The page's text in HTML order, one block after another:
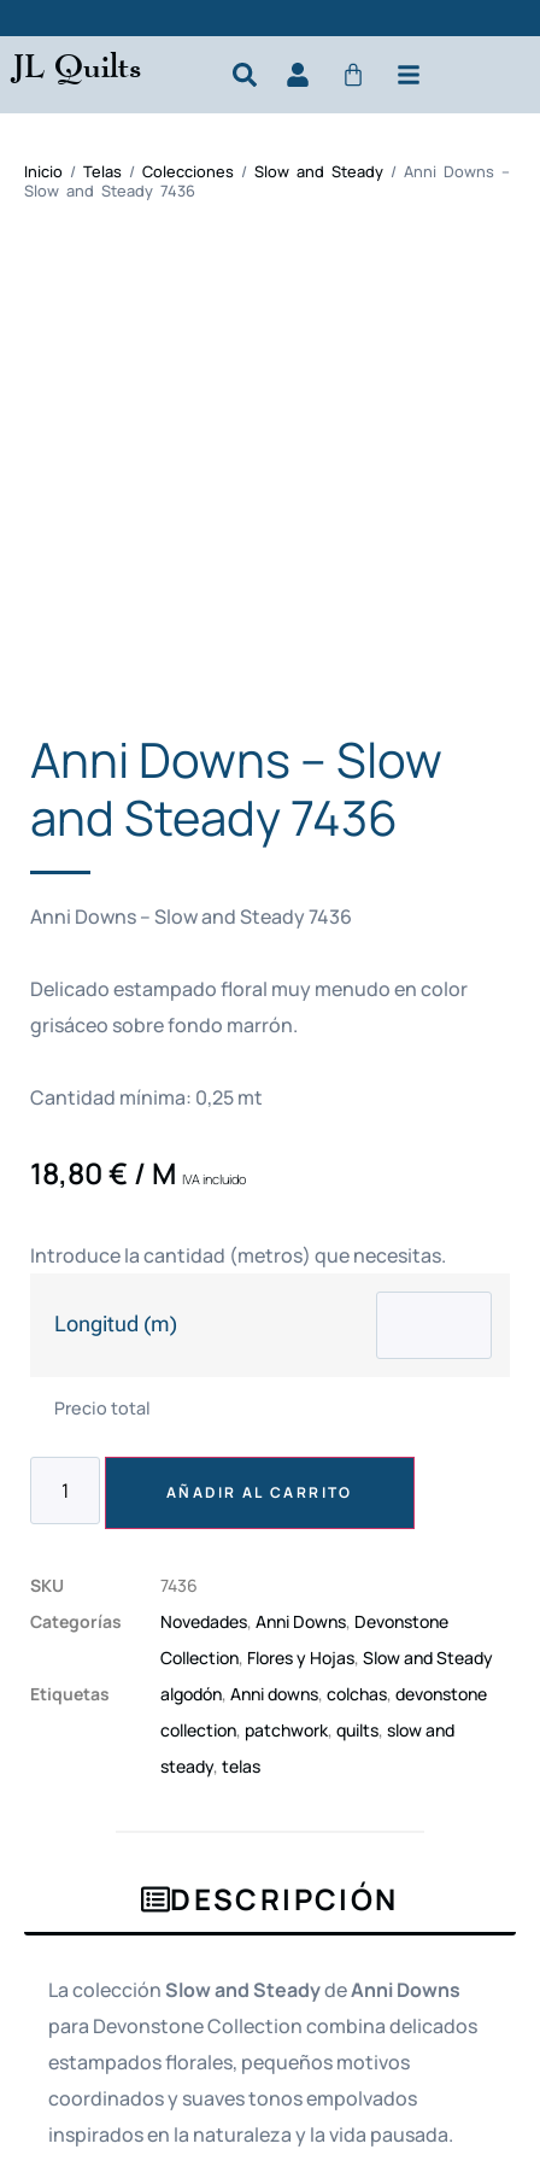
JL Quilts
Inicio / Telas / Colecciones / Slow and Steady / Anni Downs –
Slow and Steady 7436
Anni Downs – Slow
and Steady 7436
Anni Downs – Slow and Steady 7436
Delicado estampado floral muy menudo en color
grisáceo sobre fondo marrón.
Cantidad mínima: 0,25 mt
18,80€ / M IVA incluido
Introduce la cantidad (metros) que necesitas.
Longitud (m)
Precio total
AÑADIR AL CARRITO
SKU
7436
Categorías
Novedades, Anni Downs, Devonstone
Collection, Flores y Hojas, Slow and Steady
Etiquetas
algodón, Anni downs, colchas, devonstone
collection, patchwork, quilts, slow and
steady, telas
DESCRIPCIÓN
La colección Slow and SteadydeAnni Downs
para Devonstone Collection combina delicados
estampados florales, pequeños motivos
coordinados y suaves tonos empolvados
inspirados en la naturaleza y la vida pausada.